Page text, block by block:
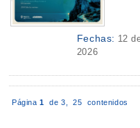
Fechas: 12
2026
Página 1 de 3,25 contenidos